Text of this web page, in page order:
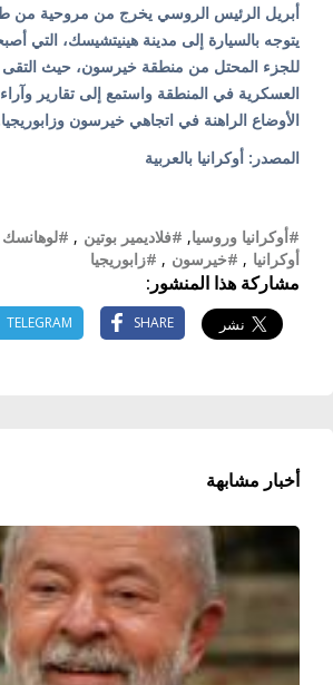
يتوجه بالسيارة إلى مدينة هينيتشيسك، التي
للجزء المحتل من منطقة خيرسون، حيث التقى
العسكرية في المنطقة واستمع إلى تقارير
الأوضاع الراهنة في اتجاهي خيرسون
المصدر: أوكرانيا بالعربية
#أوكرانيا وروسيا, #فلاديمير بوتين , #لوهانسك
أوكرانيا , #خيرسون , #زابوريجيا
مشاركة هذا المنشور:
SHARE
TELEGRAM
أخبار مشابهة